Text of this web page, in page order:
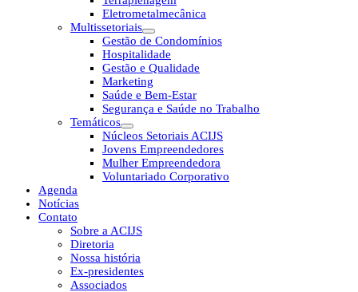
Eletrometalmecânica
Multissetoriais
Gestão de Condomínios
Hospitalidade
Gestão e Qualidade
Marketing
Saúde e Bem-Estar
Segurança e Saúde no Trabalho
Temáticos
Núcleos Setoriais ACIJS
Jovens Empreendedores
Mulher Empreendedora
Voluntariado Corporativo
Agenda
Notícias
Contato
Sobre a ACIJS
Diretoria
Nossa história
Ex-presidentes
Associados